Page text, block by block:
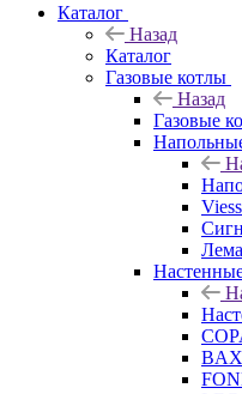
Каталог
Назад
Каталог
Газовые котлы
Назад
Газовые